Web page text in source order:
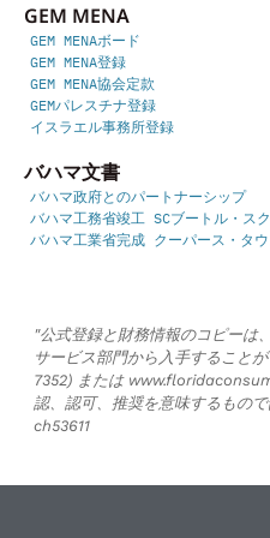
GEM MENA
GEM MENAボード
GEM MENA登録
GEM MENA協会定款
GEMパレスチナ登録
イスラエル事務所登録
バハマ文書
バハマ政府とのパートナーシップ
バハマ工務省竣工 SCブートル・ス
バハマ工業省完成 クーパース・タ
"公式登録と財務情報のコピーは
サービス部門から入手すること
7352) または
認、認可、推奨を意味するもの
ch53611